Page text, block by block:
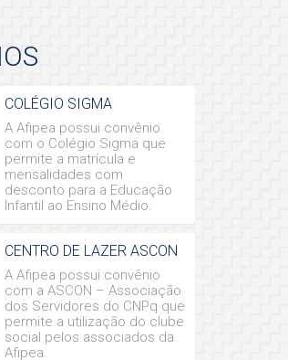
COLÉGIO SIGMA
A Afipea possui convênio
com o Colégio Sigma que
permite a matrícula e
mensalidades com
desconto para a Educação
Infantil ao Ensino Médio.
CENTRO DE LAZER ASCON
A Afipea possui convênio
com a ASCON – Associação
dos Servidores do CNPq que
permite a utilização do clube
social pelos associados da
Afipea.